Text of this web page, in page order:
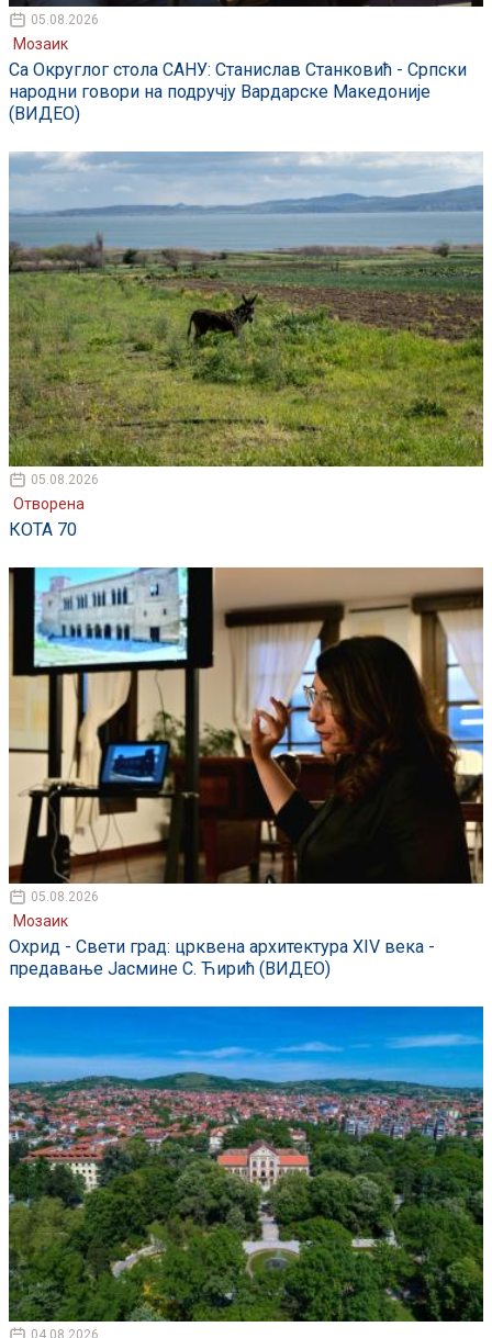
05.08.2026
Мозаик
Са Округлог стола САНУ: Станислав Станковић - Српски
народни говори на подручју Вардарске Македоније
(ВИДЕО)
05.08.2026
Отворена
КОТА 70
05.08.2026
Мозаик
Охрид - Свети град: црквена архитектура XIV века -
предавање Јасмине С. Ћирић (ВИДЕО)